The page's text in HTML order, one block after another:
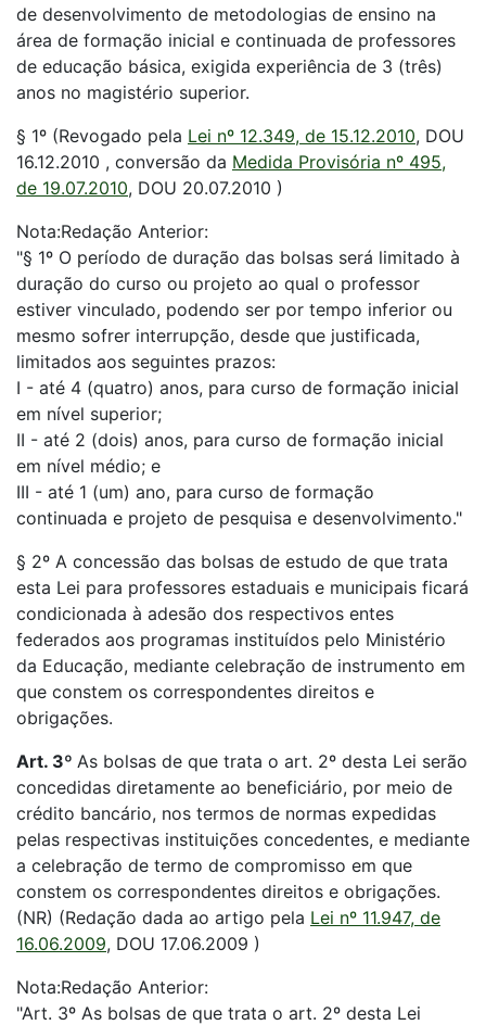
de desenvolvimento de metodologias de ensino na
área de formação inicial e continuada de professores
de educação básica, exigida experiência de 3 (três)
anos no magistério superior.
§ 1º (Revogado pela Lei nº 12.349, de 15.12.2010, DOU
16.12.2010 , conversão da Medida Provisória nº 495,
de 19.07.2010, DOU 20.07.2010 )
Nota:Redação Anterior:
"§ 1º O período de duração das bolsas será limitado à
duração do curso ou projeto ao qual o professor
estiver vinculado, podendo ser por tempo inferior ou
mesmo sofrer interrupção, desde que justificada,
limitados aos seguintes prazos:
I - até 4 (quatro) anos, para curso de formação inicial
em nível superior;
II - até 2 (dois) anos, para curso de formação inicial
em nível médio; e
III - até 1 (um) ano, para curso de formação
continuada e projeto de pesquisa e desenvolvimento."
§ 2º A concessão das bolsas de estudo de que trata
esta Lei para professores estaduais e municipais ficará
condicionada à adesão dos respectivos entes
federados aos programas instituídos pelo Ministério
da Educação, mediante celebração de instrumento em
que constem os correspondentes direitos e
obrigações.
Art. 3º As bolsas de que trata o art. 2º desta Lei serão
concedidas diretamente ao beneficiário, por meio de
crédito bancário, nos termos de normas expedidas
pelas respectivas instituições concedentes, e mediante
a celebração de termo de compromisso em que
constem os correspondentes direitos e obrigações.
(NR) (Redação dada ao artigo pela Lei nº 11.947, de
16.06.2009, DOU 17.06.2009 )
Nota:Redação Anterior:
"Art. 3º As bolsas de que trata o art. 2º desta Lei